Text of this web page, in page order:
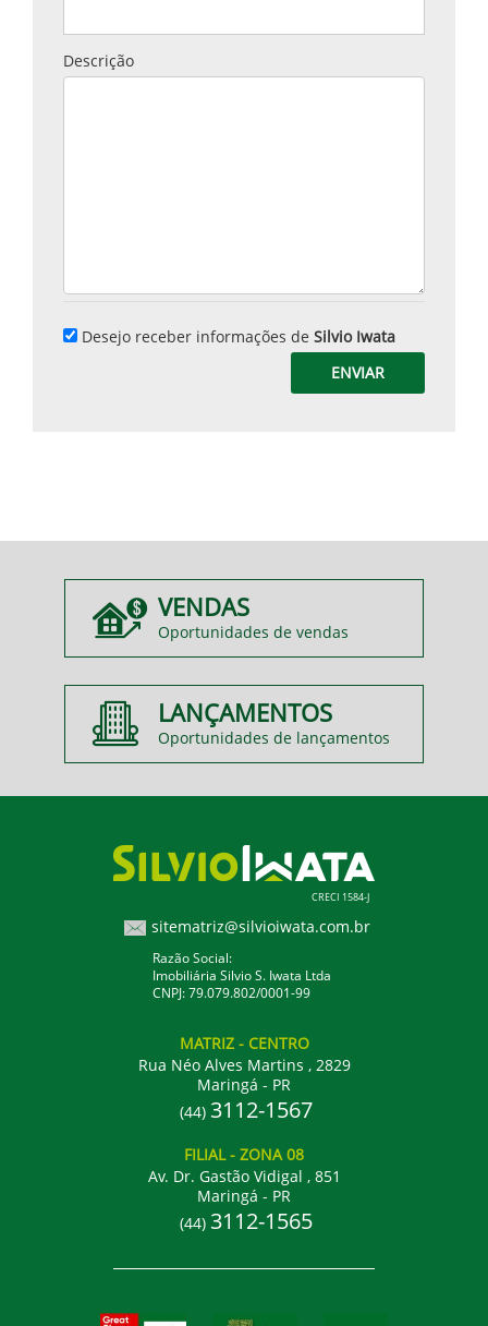
Descrição
Desejo receber informações de Silvio Iwata
ENVIAR
VENDAS
Oportunidades de vendas
LANÇAMENTOS
Oportunidades de lançamentos
CRECI 1584-J
sitematriz@silvioiwata.com.br
Razão Social:
Imobiliária Silvio S. Iwata Ltda
CNPJ: 79.079.802/0001-99
MATRIZ - CENTRO
Rua Néo Alves Martins , 2829
Maringá - PR
(44) 3112-1567
FILIAL- ZONA 08
Av. Dr. Gastão Vidigal , 851
Maringá - PR
(44) 3112-1565